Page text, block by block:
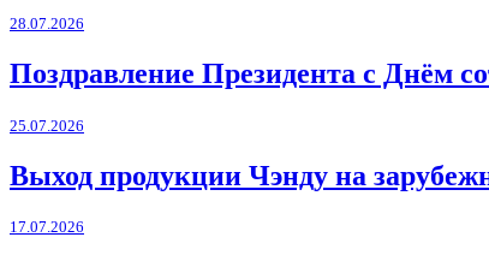
28.07.2026
Поздравление Президента с Днём
25.07.2026
Выход продукции Чэнду на
17.07.2026